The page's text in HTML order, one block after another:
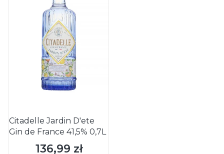
Citadelle Jardin D'ete
Gin de France 41,5% 0,7L
Cena
136,99 zł